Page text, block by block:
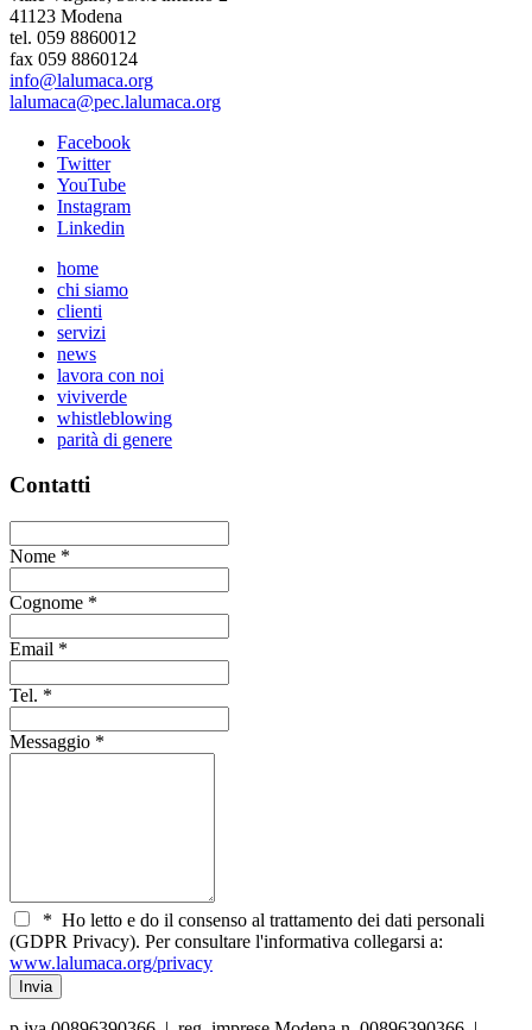
41123 Modena
tel. 059 8860012
fax 059 8860124
info@lalumaca.org
lalumaca@pec.lalumaca.org
Facebook
Twitter
YouTube
Instagram
Linkedin
home
chi siamo
clienti
servizi
news
lavora con noi
viviverde
whistleblowing
parità di genere
Contatti
Nome *
Cognome *
Email *
Tel. *
Messaggio *
* Ho letto e do il consenso al trattamento dei dati personali
(GDPR Privacy). Per consultare l'informativa collegarsi a:
www.lalumaca.org/privacy